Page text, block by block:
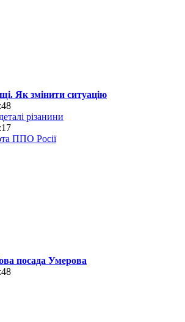
Як змінити ситуацію
різанини
ППО Росії
посада Умерова